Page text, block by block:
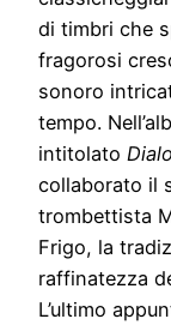
di timbri che
fragorosi
sonoro
tempo.
intitolato
collaborato il
trombettista
Frigo, la
raffinatezza
L’ultimo